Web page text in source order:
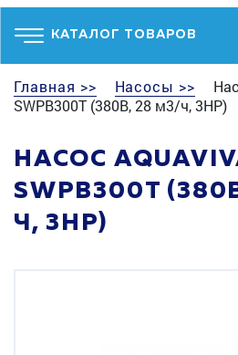
КАТАЛОГ ТОВАРОВ
Главная >> Насосы >>
SWPB300T (380В, 28 м3/ч, 3HP)
НАСОС
SWPB300T
Ч, 3HP)